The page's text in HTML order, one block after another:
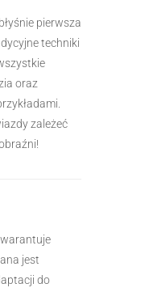
pierwsza
techniki
oraz
zależeć
jest
do